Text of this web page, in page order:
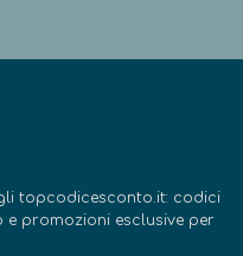
topcodicesconto.it: codici
promozioni esclusive per